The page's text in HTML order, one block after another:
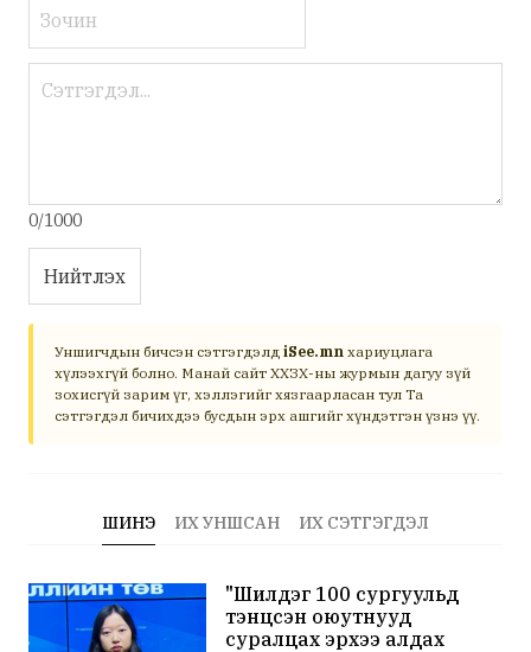
0/1000
Нийтлэх
Уншигчдын бичсэн сэтгэгдэлд iSee.mn хариуцлага
хүлээхгүй болно. Манай сайт ХХЗХ-ны журмын дагуу зүй
зохисгүй зарим үг, хэллэгийг хязгаарласан тул Та
сэтгэгдэл бичихдээ бусдын эрх ашгийг хүндэтгэн үзнэ үү.
ШИНЭ ИХ УНШСАН ИХ СЭТГЭГДЭЛ
"Шилдэг 100 сургуульд
тэнцсэн оюутнууд
суралцах эрхээ алдах